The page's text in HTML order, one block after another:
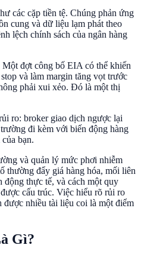
các cặp tiền tệ. Chúng phản ứng
cung và dữ liệu lạm phát theo
lệch chính sách của ngân hàng
đợt công bố EIA có thể khiến
và làm margin tăng vọt trước
phải xui xẻo. Đó là một thị
ro: broker giao dịch ngược lại
đi kèm với biến động hàng
bạn.
và quản lý mức phơi nhiễm
thường đẩy giá hàng hóa, mối liên
thực tế, và cách một quy
cấu trúc. Việc hiểu rõ rủi ro
nhiều tài liệu coi là một điểm
Gì?